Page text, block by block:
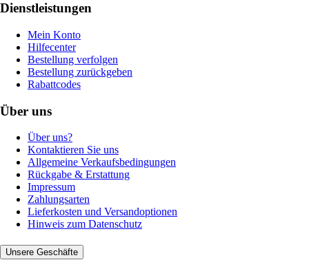
Dienstleistungen
Mein Konto
Hilfecenter
Bestellung verfolgen
Bestellung zurückgeben
Rabattcodes
Über uns
Über uns?
Kontaktieren Sie uns
Allgemeine Verkaufsbedingungen
Rückgabe & Erstattung
Impressum
Zahlungsarten
Lieferkosten und Versandoptionen
Hinweis zum Datenschutz
Unsere Geschäfte